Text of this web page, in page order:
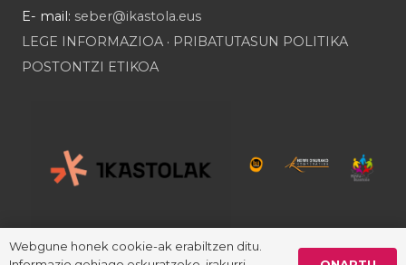
E- mail: seber@ikastola.eus
LEGE INFORMAZIOA · PRIBATUTASUN POLITIKA
POSTONTZI ETIKOA
Webgune honek cookie-ak erabiltzen ditu.